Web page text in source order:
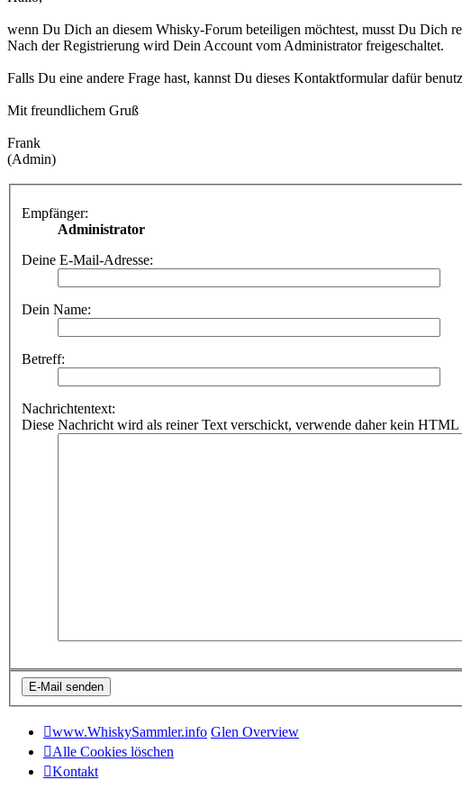
wenn Du Dich an diesem Whisky-Forum beteiligen möchtest, musst Du Dich
Nach der Registrierung wird Dein Account vom Administrator freigeschaltet.
Falls Du eine andere Frage hast, kannst Du dieses Kontaktformular dafür
Mit freundlichem Gruß
Frank
(Admin)
Empfänger:
Administrator
Deine E-Mail-Adresse:
Dein Name:
Betreff:
Nachrichtentext:
Diese Nachricht wird als reiner Text verschickt, verwende daher kein
www.WhiskySammler.info Glen Overview
Alle Cookies löschen
Kontakt